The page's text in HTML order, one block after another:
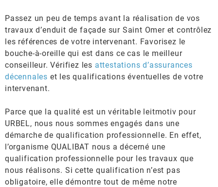
Passez un peu de temps avant la réalisation de vos
travaux d’enduit de façade sur Saint Omer et contrôlez
les références de votre intervenant. Favorisez le
bouche-à-oreille qui est dans ce cas le meilleur
conseilleur. Vérifiez les attestations d’assurances
décennales et les qualifications éventuelles de votre
intervenant.
Parce que la qualité est un véritable leitmotiv pour
URBEL, nous nous sommes engagés dans une
démarche de qualification professionnelle. En effet,
l’organisme QUALIBAT nous a décerné une
qualification professionnelle pour les travaux que
nous réalisons. Si cette qualification n’est pas
obligatoire, elle démontre tout de même notre